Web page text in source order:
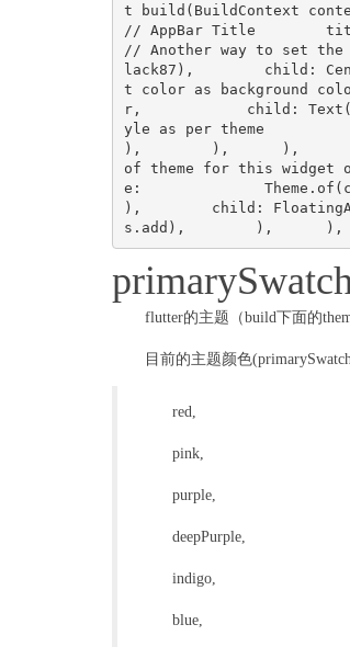
t build(BuildContext
// AppBar Title
// Another way to set
lack87),        child:
t color as background
r,            child: Text(
yle as per theme
),        ),      ),
of theme for this widget
e:
),        child:
s.add),        ),
flutter的主题（build下面的
目前的主题颜色
red,
pink,
purple,
deepPurple,
indigo,
blue,